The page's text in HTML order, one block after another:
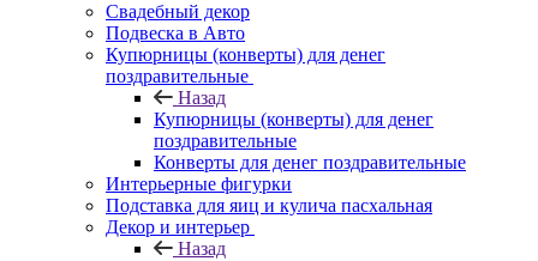
Свадебный декор
Подвеска в Авто
Купюрницы (конверты) для денег
поздравительные
Назад
Купюрницы (конверты) для денег
поздравительные
Конверты для денег поздравительные
Интерьерные фигурки
Подставка для яиц и кулича пасхальная
Декор и интерьер
Назад